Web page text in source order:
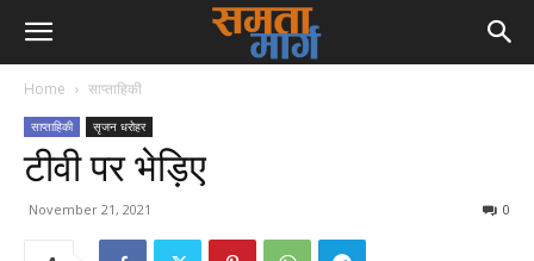
Home साप्ताहिकी
साप्ताहिकी सृजन धरोहर
टीवी पर भेड़िए
November 21, 2021 0